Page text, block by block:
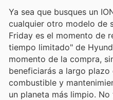
Ya sea que busques un
cualquier otro modelo de
Friday es el momento de
tiempo limitado" de
momento de la compra,
beneficiarás a largo
combustible y
un planeta más limpio.